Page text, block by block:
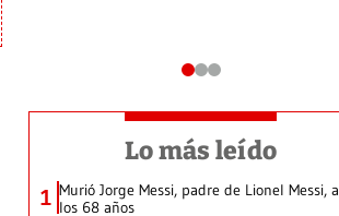
Lo más leído
1 Murió Jorge Messi, padre de Lionel Messi, a
los 68 años